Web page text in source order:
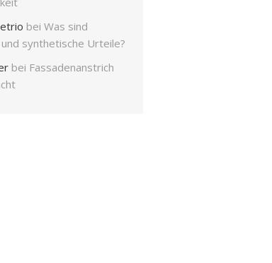
bei Was sind
synthetische Urteile?
bei Fassadenanstrich